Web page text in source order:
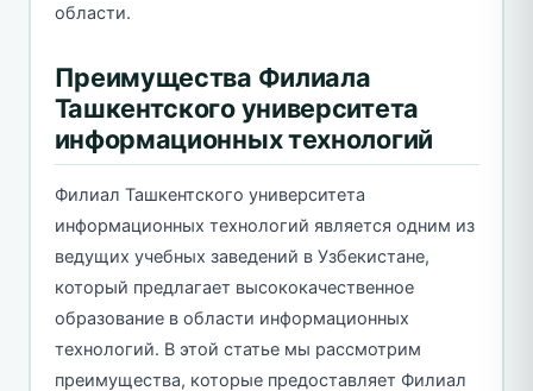
области.
Преимущества Филиала
Ташкентского университета
информационных технологий
Филиал Ташкентского университета
информационных технологий является одним из
ведущих учебных заведений в Узбекистане,
который предлагает высококачественное
образование в области информационных
технологий. В этой статье мы рассмотрим
преимущества, которые предоставляет Филиал